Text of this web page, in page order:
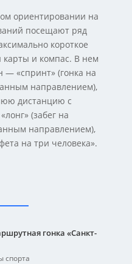
ориентировании на
посещают ряд
короткое
карты и компас. В нем
— «спринт» (гонка на
направлением),
дистанцию с
(забег на
направлением),
на три человека».
гонка «Санкт-
спорта